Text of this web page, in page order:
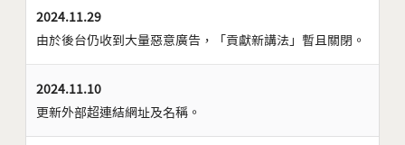
2024.11.29
由於後台仍收到大量惡意廣告，「貢獻新講法」暫且關閉。
2024.11.10
更新外部超連結網址及名稱。